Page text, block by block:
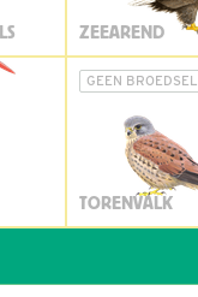
ZEEAREND
GEEN BROEDSEL
TORENVALK